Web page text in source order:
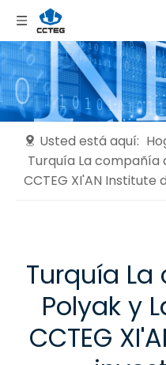
Usted está aquí:
Turquía La compañía
CCTEG XI'AN Institute
Turquía
Polyak y
CCTEG